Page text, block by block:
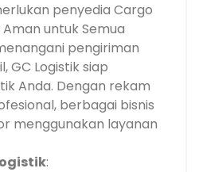
penyedia Cargo
untuk Semua
pengiriman
GC Logistik siap
Anda. Dengan rekam
berbagai bisnis
menggunakan layanan
: